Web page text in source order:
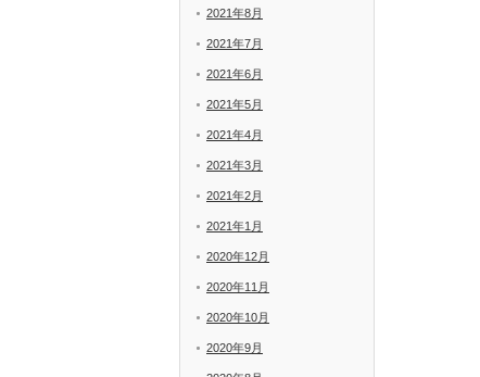
2021年8月
2021年7月
2021年6月
2021年5月
2021年4月
2021年3月
2021年2月
2021年1月
2020年12月
2020年11月
2020年10月
2020年9月